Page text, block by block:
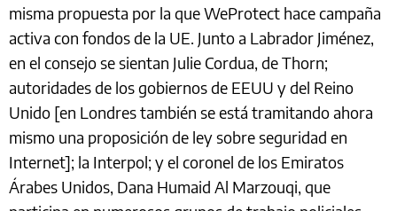
misma propuesta por la que WeProtect hace campaña
activa con fondos de la UE. Junto a Labrador Jiménez,
en el consejo se sientan Julie Cordua, de Thorn;
autoridades de los gobiernos de EEUU y del Reino
Unido [en Londres también se está tramitando ahora
mismo una proposición de ley sobre seguridad en
Internet]; la Interpol; y el coronel de los Emiratos
Árabes Unidos, Dana Humaid Al Marzouqi, que